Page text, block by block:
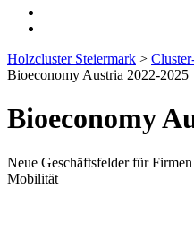
Holzcluster Steiermark >
Bioeconomy Austria 2022-2025
Bioeconomy
Neue Geschäftsfelder für
Mobilität